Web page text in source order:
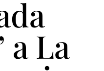
a La